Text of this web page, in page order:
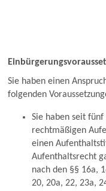
Sie haben einen
folgenden
Sie haben seit
rechtmäßigen
einen
Aufenthaltsrecht
nach den §§ 16a,
20, 20a, 22, 23a,